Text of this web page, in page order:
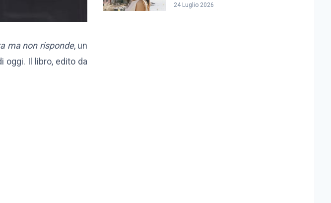
ma non risponde, un
oggi. Il libro, edito da
24 Luglio 2026